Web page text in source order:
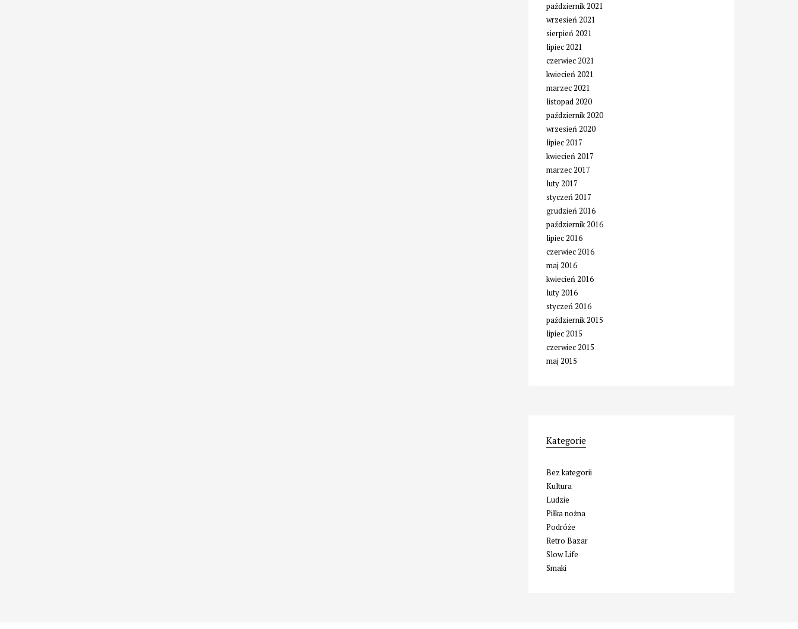
październik 2021
wrzesień 2021
sierpień 2021
lipiec 2021
czerwiec 2021
kwiecień 2021
marzec 2021
listopad 2020
październik 2020
wrzesień 2020
lipiec 2017
kwiecień 2017
marzec 2017
luty 2017
styczeń 2017
grudzień 2016
październik 2016
lipiec 2016
czerwiec 2016
maj 2016
kwiecień 2016
luty 2016
styczeń 2016
październik 2015
lipiec 2015
czerwiec 2015
maj 2015
Kategorie
Bez kategorii
Kultura
Ludzie
Piłka nożna
Podróże
Retro Bazar
Slow Life
Smaki